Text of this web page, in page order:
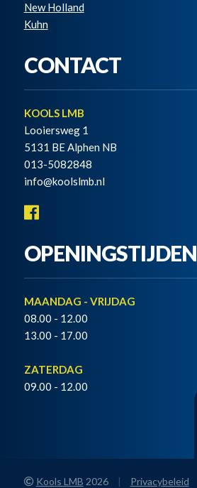
New Holland
Kuhn
CONTACT
KOOLS LMB
Looiersweg 1
5131 BE Alphen NB
013-5082848
info@koolslmb.nl
OPENINGSTIJDEN
MAANDAG - VRIJDAG
08.00 - 12.00
13.00 - 17.00
ZATERDAG
09.00 - 12.00
Kools LMB 2026 | Privacybeleid